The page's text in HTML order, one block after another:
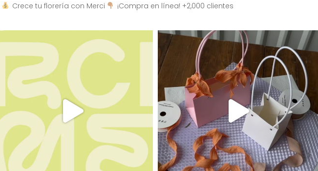
Crece tu florería con Merci ¡Compra en línea! +2,000 clientes